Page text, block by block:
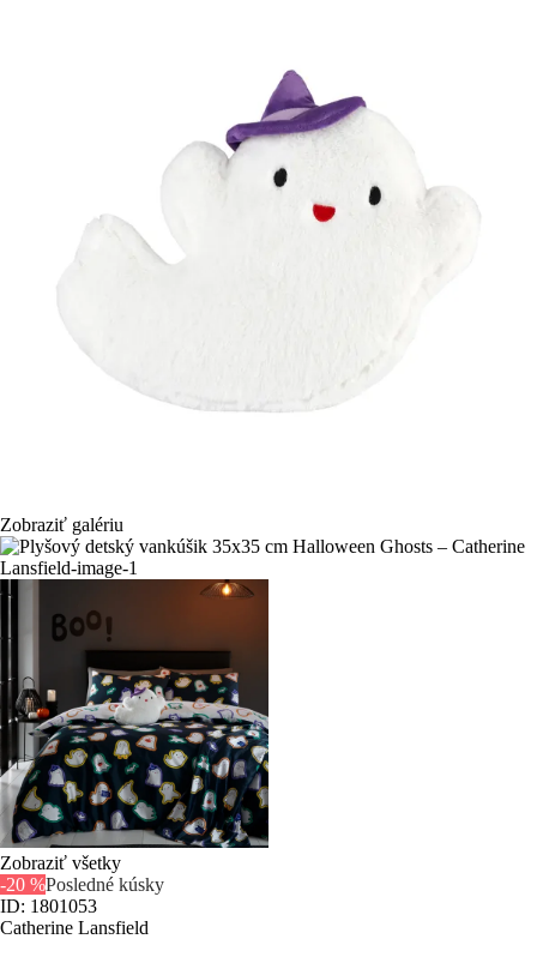
Zobraziť galériu
Zobraziť všetky
-20 %Posledné kúsky
ID: 1801053
Catherine Lansfield